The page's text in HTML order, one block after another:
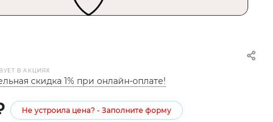
В АКЦИЯХ
скидка 1% при онлайн-оплате!
Не устроила цена? - Заполните форму